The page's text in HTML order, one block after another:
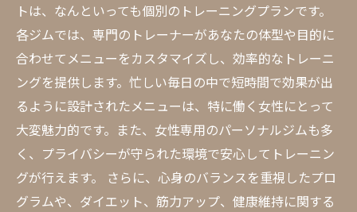
トは、なんといっても個別のトレーニングプランです。
各ジムでは、専門のトレーナーがあなたの体型や目的に
合わせてメニューをカスタマイズし、効率的なトレーニ
ングを提供します。忙しい毎日の中で短時間で効果が出
るように設計されたメニューは、特に働く女性にとって
大変魅力的です。また、女性専用のパーソナルジムも多
く、プライバシーが守られた環境で安心してトレーニン
グが行えます。 さらに、心身のバランスを重視したプロ
グラムや、ダイエット、筋力アップ、健康維持に関する